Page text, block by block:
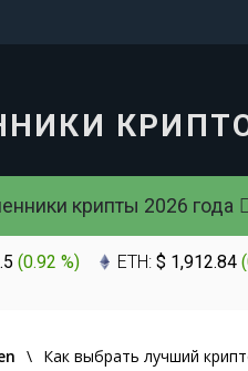
крипты 2026 года
(0.92 %) ETH: $ 1,912.84 (
\ Как выбрать лучший